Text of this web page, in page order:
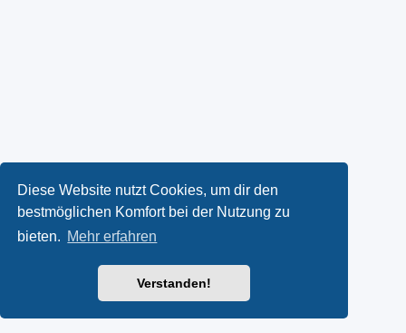
Diese Website nutzt Cookies, um dir den
bestmöglichen Komfort bei der Nutzung zu
bieten. Mehr erfahren
Verstanden!